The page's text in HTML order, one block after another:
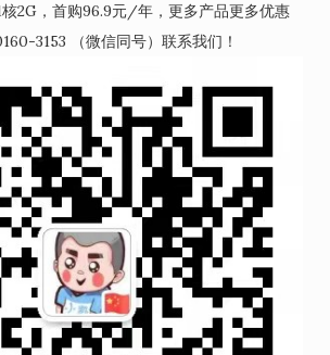
核2G，首购96.9元/年，更多产品更多优惠
3153 （微信同号）联系我们！